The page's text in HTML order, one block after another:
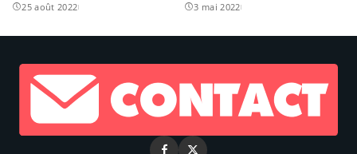
25 août 2022 3 mai 2022